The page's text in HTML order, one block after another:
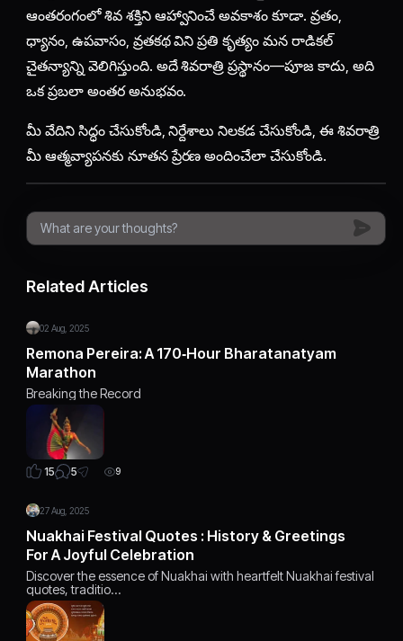
ఆంతరంగంలో శివ శక్తిని ఆహ్వానించే అవకాశం కూడా. వ్రతం,
ధ్యానం, ఉపవాసం, వ్రతకథ విని ప్రతి కృత్యం మన రాడికల్
చైతన్యాన్ని వెలిగిస్తుంది. అదే శివరాత్రి ప్రస్థానం—పూజ కాదు, అది
ఒక ప్రబలా అంతర అనుభవం.
మీ వేదిని సిద్ధం చేసుకోండి, నిర్దేశాలు నిలకడ చేసుకోండి, ఈ శివరాత్రి
మీ ఆత్మవ్యాపనకు నూతన ప్రేరణ అందించేలా చేసుకోండి.
Related Articles
02 Aug, 2025
Remona Pereira: A 170‑Hour Bharatanatyam
Marathon
Breaking the Record
15 5 9
27 Aug, 2025
Nuakhai Festival Quotes : History & Greetings
For A Joyful Celebration
Discover the essence of Nuakhai with heartfelt Nuakhai festival
quotes, traditio…